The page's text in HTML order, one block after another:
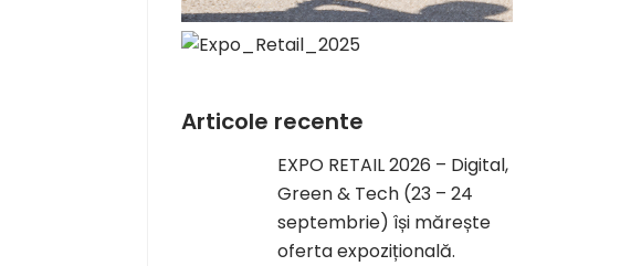
Articole recente
EXPO RETAIL 2026 – Digital,
Green & Tech (23 – 24
septembrie) își mărește
oferta expozițională.